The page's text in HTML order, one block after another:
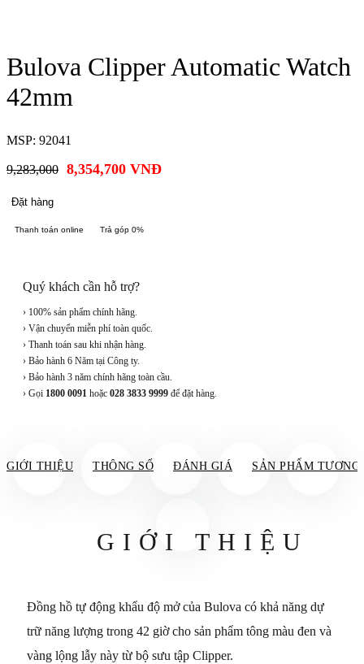
Bulova Clipper Automatic Watch
42mm
MSP: 92041
9,283,000 8,354,700 VNĐ
Đặt hàng
Thanh toán online Trả góp 0%
Quý khách cần hỗ trợ?
› 100% sản phẩm chính hãng.
› Vận chuyển miễn phí toàn quốc.
› Thanh toán sau khi nhận hàng.
› Bảo hành 6 Năm tại Công ty.
› Bảo hành 3 năm chính hãng toàn cầu.
› Gọi 1800 0091 hoặc 028 3833 9999 để đặt hàng.
GIỚI THIỆU THÔNG SỐ ĐÁNH GIÁ SẢN PHẨM TƯƠNG
GIỚI THIỆU
Đồng hồ tự động khẩu độ mở của Bulova có khả năng dự
trữ năng lượng trong 42 giờ cho sản phẩm tông màu đen và
vàng lộng lẫy này từ bộ sưu tập Clipper.